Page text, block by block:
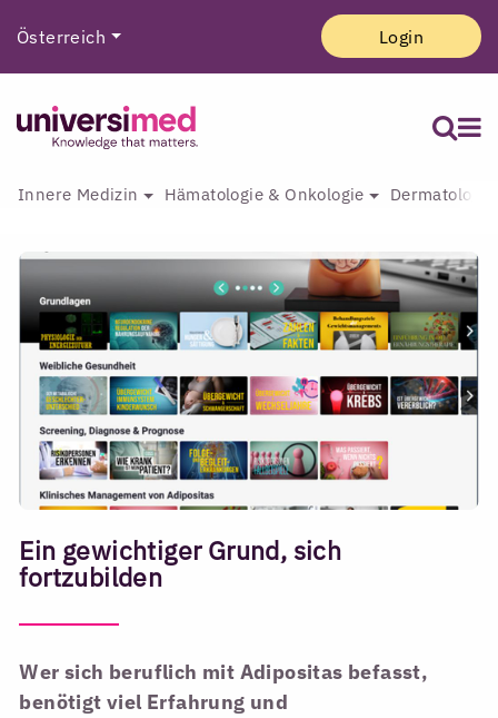
Österreich Login
Innere Medizin Hämatologie & Onkologie
Ein gewichtiger Grund, sich
fortzubilden
Wer sich beruflich mit Adipositas befasst,
benötigt viel Erfahrung und